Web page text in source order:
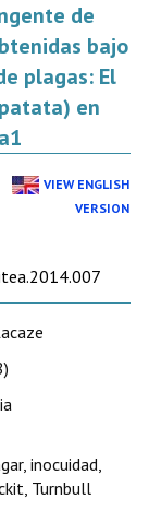
de
bajo
plagas: El
en
VIEW ENGLISH
VERSION
inocuidad,
Turnbull